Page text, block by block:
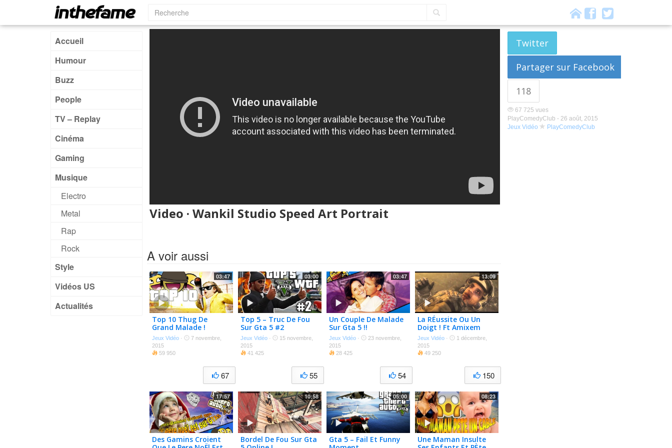
Accueil
Humour
Buzz
People
TV – Replay
Cinéma
Gaming
Musique
Electro
Metal
Rap
Rock
Style
Vidéos US
Actualités
Video · Wankil Studio Speed Art Portrait
Twitter
Partager sur Facebook
118
67 725 vues
PlayComedyClub - 26 août, 2015
Jeux Vidéo
PlayComedyClub
A voir aussi
03:47
Top 10 Thug De
Grand Malade !
Jeux Vidéo ·
7 novembre,
2015
59 950
67
03:00
Top 5 – Truc De Fou
Sur Gta 5 #2
Jeux Vidéo ·
15 novembre,
2015
41 425
55
03:47
Un Couple De Malade
Sur Gta 5 !!
Jeux Vidéo ·
23 novembre,
2015
28 425
54
13:09
La RÉussite Ou Un
Doigt ! Ft Amixem
Jeux Vidéo ·
1 décembre,
2015
49 250
150
17:57
Des Gamins Croient
10:58
Bordel De Fou Sur Gta
05:00
Gta 5 – Fail Et Funny
08:23
Une Maman Insulte